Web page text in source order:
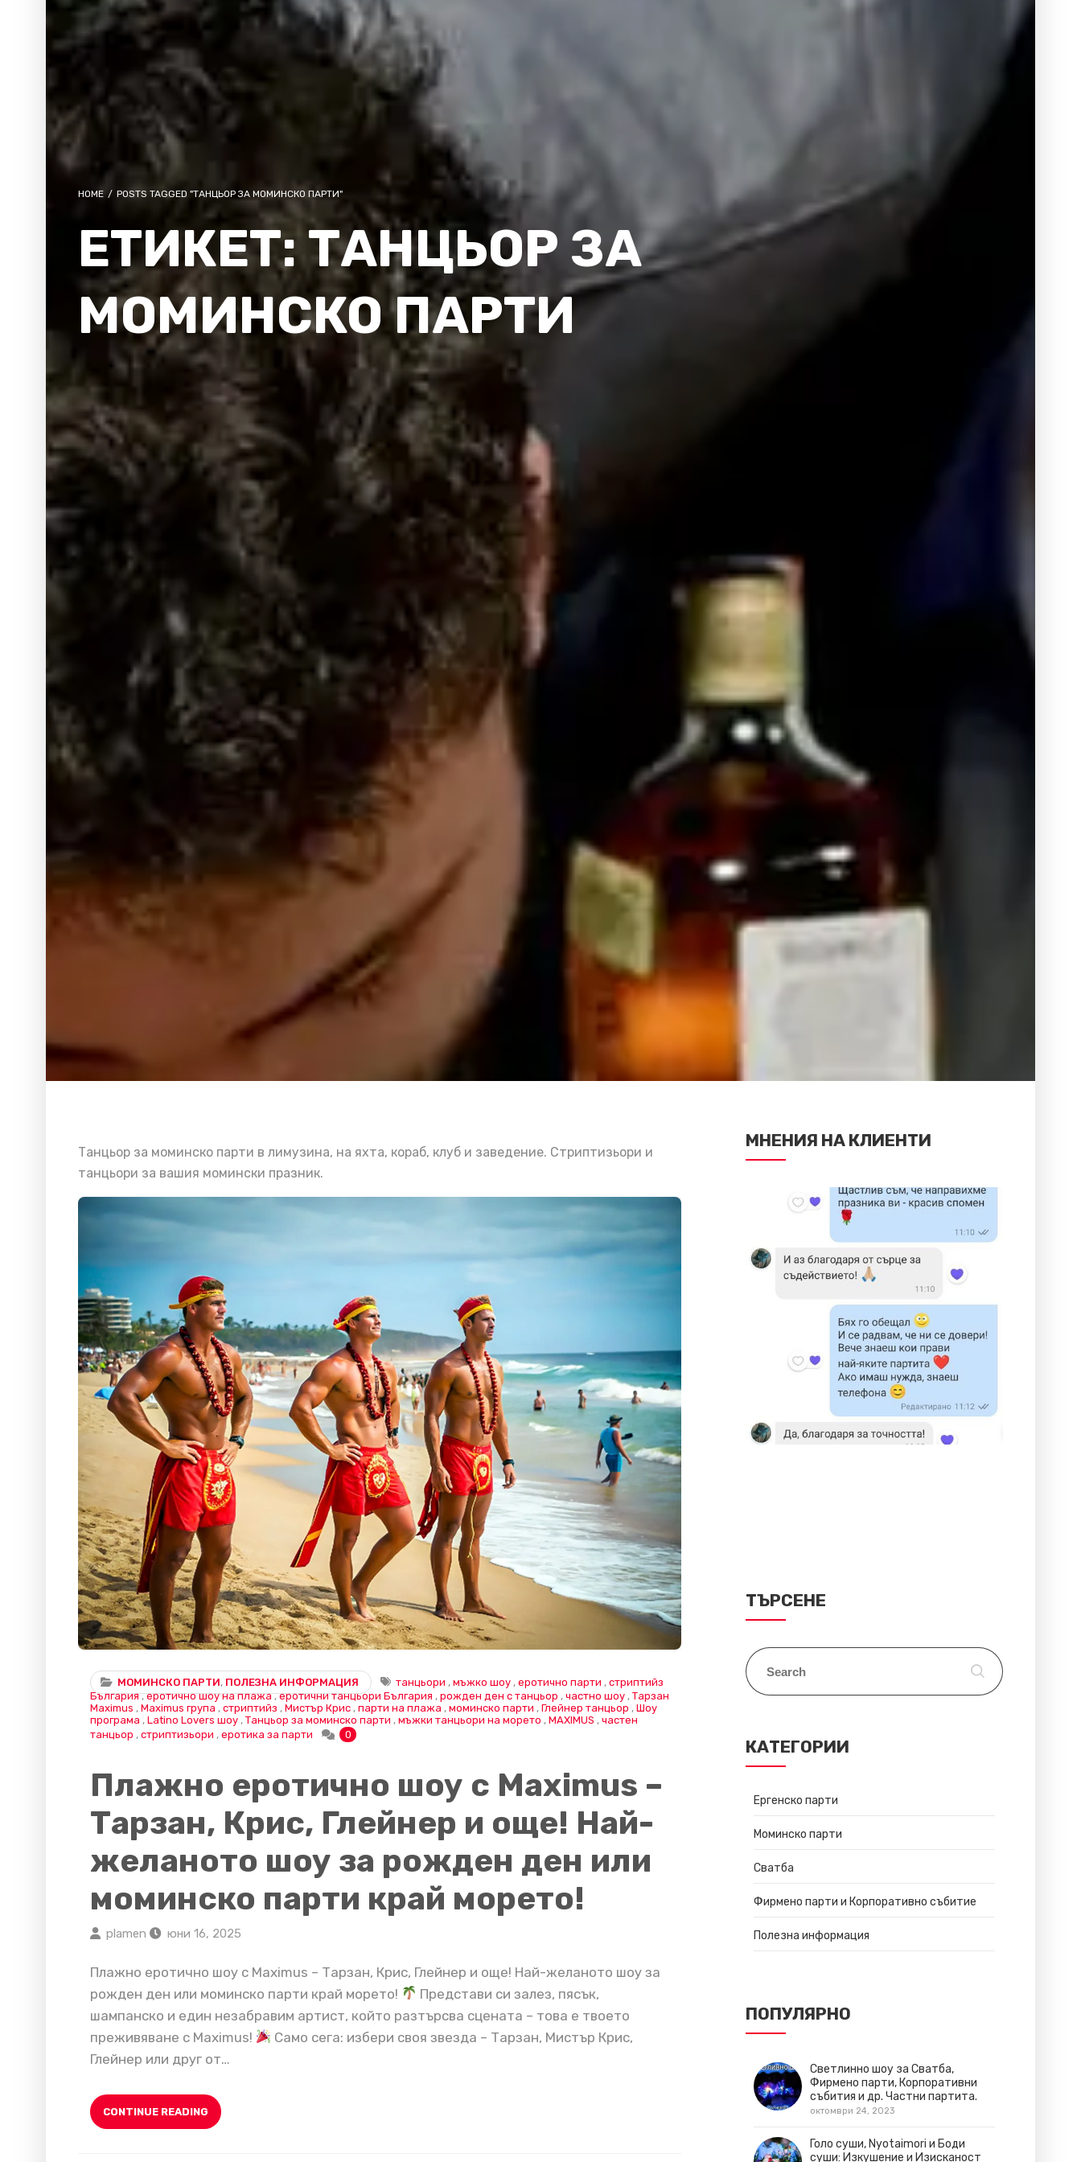
HOME / POSTS TAGGED "ТАНЦЬОР ЗА МОМИНСКО ПАРТИ"
ЕТИКЕТ:ТАНЦЬОР ЗА
МОМИНСКО ПАРТИ
Танцьор за моминско парти в лимузина, на яхта, кораб, клуб и заведение. Стриптизьори и
танцьори за вашия момински празник.
МОМИНСКО ПАРТИ, ПОЛЕЗНА ИНФОРМАЦИЯ танцьори , мъжко шоу , еротично парти , стриптийз
България ,еротично шоу на плажа ,еротични танцьори България , рожден ден с танцьор , частно шоу , Тарзан
Maximus , Maximus група , стриптийз , Мистър Крис , парти на плажа , моминско парти , Глейнер танцьор , Шоу
програма , Latino Lovers шоу , Танцьор за моминско парти , мъжки танцьори на морето , MAXIMUS , частен
танцьор , стриптизьори , еротика за парти 0
Плажно еротично шоу с Maximus –
Тарзан, Крис, Глейнер и още! Най-
желаното шоу за рожден ден или
моминско парти край морето!
plamen юни 16, 2025
Плажно еротично шоу с Maximus – Тарзан, Крис, Глейнер и още! Най-желаното шоу за
рожден ден или моминско парти край морето!
Представи си залез, пясък,
шампанско и един незабравим артист, който разтърсва сцената – това е твоето
преживяване с Maximus!
Само сега: избери своя звезда – Тарзан, Мистър Крис,
Глейнер или друг от…
CONTINUE READING
МНЕНИЯ НА КЛИЕНТИ
ТЪРСЕНЕ
КАТЕГОРИИ
Ергенско парти
Моминско парти
Сватба
Фирмено парти и Корпоративно събитие
Полезна информация
ПОПУЛЯРНО
Светлинно шоу за Сватба,
Фирмено парти, Корпоративни
събития и др. Частни партита.
октомври 24, 2023
Голо суши, Nyotaimori и Боди
суши: Изкушение и Изисканост